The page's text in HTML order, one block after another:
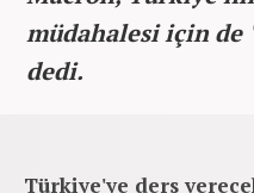
müdahalesi için de
dedi.
Türkiye'ye ders